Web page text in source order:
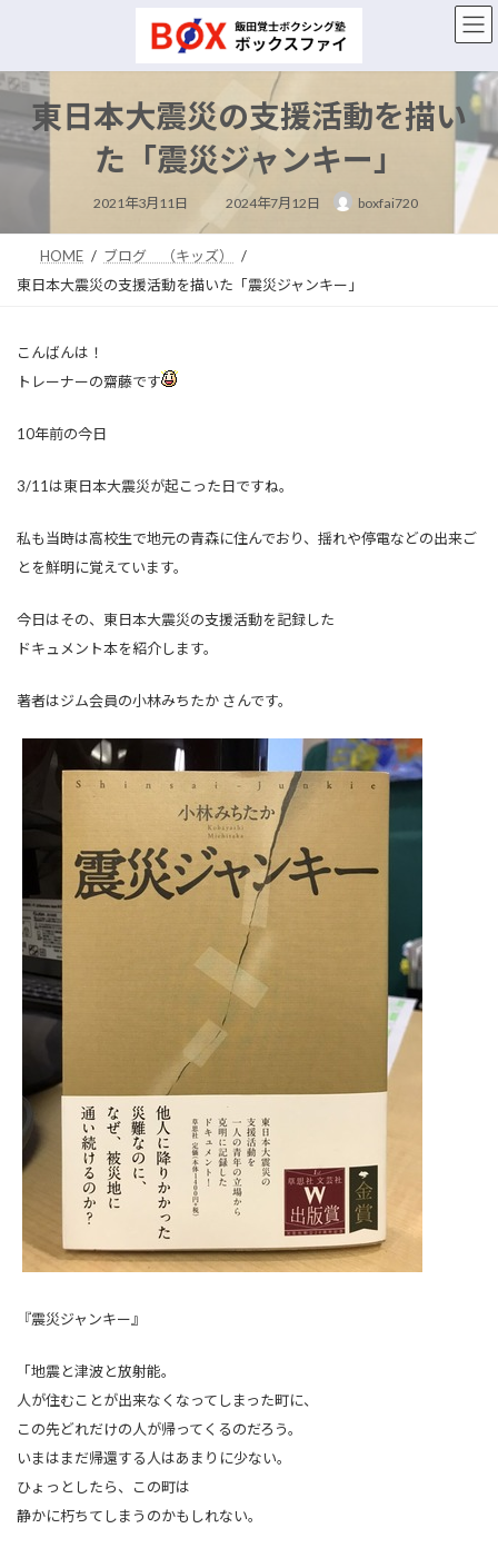
ン
ス
ー
ン
東日本大震災の支援活動を描い
た「震災ジャンキー」
2021年3月11日
終
新
時
:
2024年7月12日 boxfai720
HOME
ブログ （キッズ）
東日本大震災の支援活動を描いた「震災ジャンキー」
こんばんは！
トレーナーの齋藤です
10年前の今日
3/11は東日本大震災が起こった日ですね。
私も当時は高校生で地元の青森に住んでおり、揺れや停電などの出来ご
とを鮮明に覚えています。
今日はその、東日本大震災の支援活動を記録した
ドキュメント本を紹介します。
著者はジム会員の小林みちたか さんです。
『震災ジャンキー』
「地震と津波と放射能。
人が住むことが出来なくなってしまった町に、
この先どれだけの人が帰ってくるのだろう。
いまはまだ帰還する人はあまりに少ない。
ひょっとしたら、この町は
静かに朽ちてしまうのかもしれない。